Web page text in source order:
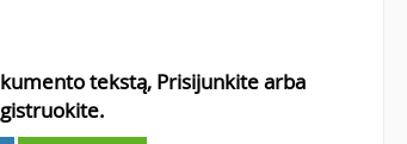
tekstą, Prisijunkite arba